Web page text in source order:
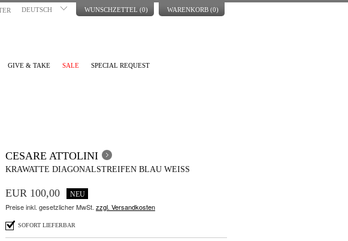
DEUTSCH WUNSCHZETTEL (0) WARENKORB (0)
GIVE & TAKE SALE SPECIAL REQUEST
CESARE ATTOLINI
KRAWATTE DIAGONALSTREIFEN BLAU WEISS
EUR 100,00 NEU
Preise inkl. gesetzlicher MwSt. zzgl. Versandkosten
SOFORT LIEFERBAR